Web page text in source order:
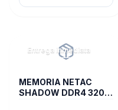
Entrega inmediata
MEMORIA NETAC
SHADOW DDR4 3200